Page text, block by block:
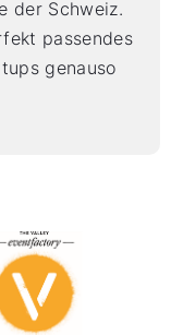
der Schweiz.
passendes
genauso